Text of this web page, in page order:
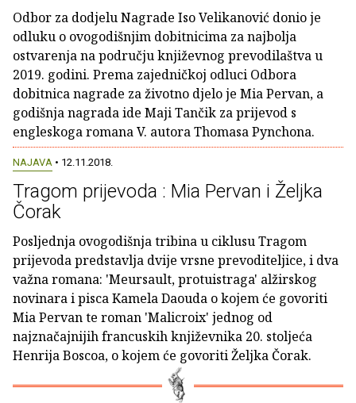
Odbor za dodjelu Nagrade Iso Velikanović donio je
odluku o ovogodišnjim dobitnicima za najbolja
ostvarenja na području književnog prevodilaštva u
2019. godini. Prema zajedničkoj odluci Odbora
dobitnica nagrade za životno djelo je Mia Pervan, a
godišnja nagrada ide Maji Tančik za prijevod s
engleskoga romana V. autora Thomasa Pynchona.
NAJAVA • 12.11.2018.
Tragom prijevoda : Mia Pervan i Željka
Čorak
Posljednja ovogodišnja tribina u ciklusu Tragom
prijevoda predstavlja dvije vrsne prevoditeljice, i dva
važna romana: 'Meursault, protuistraga' alžirskog
novinara i pisca Kamela Daouda o kojem će govoriti
Mia Pervan te roman 'Malicroix' jednog od
najznačajnijih francuskih književnika 20. stoljeća
Henrija Boscoa, o kojem će govoriti Željka Čorak.